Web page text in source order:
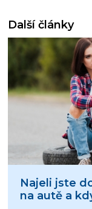
Další články
Najeli jste
na autě a